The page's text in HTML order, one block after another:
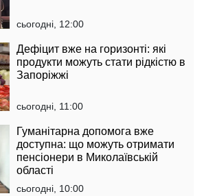
сьогодні, 12:00
Дефіцит вже на горизонті: які
продукти можуть стати рідкістю в
Запоріжжі
сьогодні, 11:00
Гуманітарна допомога вже
доступна: що можуть отримати
пенсіонери в Миколаївській
області
сьогодні, 10:00